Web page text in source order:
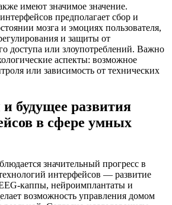
имеют значимое значение.
предполагает сбор и
мозга и эмоциях пользователя,
и защиты от
доступа или злоупотреблений. Важно
аспекты: возможное
или зависимость от технических
будущее развития
в сфере умных
значительный прогресс в
интерфейсов — развитие
каппы, нейроимплантаты и
возможность управления домом